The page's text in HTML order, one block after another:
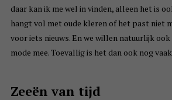
daar kan ik me wel in vinden, alleen het is
hangt vol met oude kleren of het past niet
voor iets nieuws. En we willen natuurlijk
mode mee. Toevallig is het dan ook nog
Zeeën van tijd